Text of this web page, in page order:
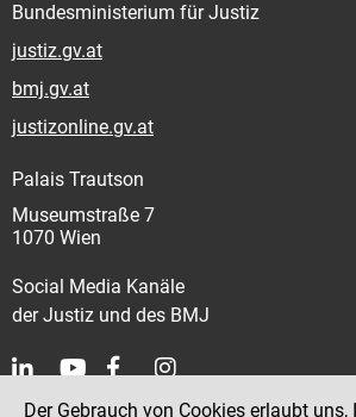
Bundesministerium für Justiz
justiz.gv.at
bmj.gv.at
justizonline.gv.at
Palais Trautson
Museumstraße 7
1070 Wien
Social Media Kanäle
der Justiz und des BMJ
Der Gebrauch von Cookies erlaubt uns,